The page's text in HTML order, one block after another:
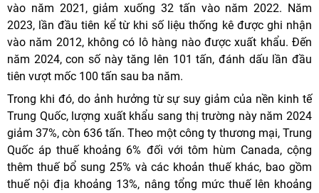
vào năm 2021, giảm xuống 32 tấn vào năm 2022. Năm
2023, lần đầu tiên kể từ khi số liệu thống kê được ghi nhận
vào năm 2012, không có lô hàng nào được xuất khẩu. Đến
năm 2024, con số này tăng lên 101 tấn, đánh dấu lần đầu
tiên vượt mốc 100 tấn sau ba năm.
Trong khi đó, do ảnh hưởng từ sự suy giảm của nền kinh tế
Trung Quốc, lượng xuất khẩu sang thị trường này năm 2024
giảm 37%, còn 636 tấn. Theo một công ty thương mại, Trung
Quốc áp thuế khoảng 6% đối với tôm hùm Canada, cộng
thêm thuế bổ sung 25% và các khoản thuế khác, bao gồm
thuế nội địa khoảng 13%, nâng tổng mức thuế lên khoảng